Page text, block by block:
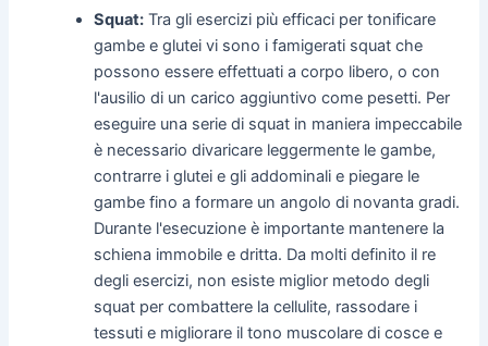
Squat: Tra gli esercizi più efficaci per tonificare
gambe e glutei vi sono i famigerati squat che
possono essere effettuati a corpo libero, o con
l'ausilio di un carico aggiuntivo come pesetti. Per
eseguire una serie di squat in maniera impeccabile
è necessario divaricare leggermente le gambe,
contrarre i glutei e gli addominali e piegare le
gambe fino a formare un angolo di novanta gradi.
Durante l'esecuzione è importante mantenere la
schiena immobile e dritta. Da molti definito il re
degli esercizi, non esiste miglior metodo degli
squat per combattere la cellulite, rassodare i
tessuti e migliorare il tono muscolare di cosce e